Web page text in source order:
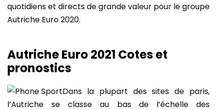
quotidiens et directs de grande valeur pour le groupe
Autriche Euro 2020.
Autriche Euro 2021 Cotes et
pronostics
Dans la plupart des sites de paris,
l’Autriche se classe au bas de l’échelle des